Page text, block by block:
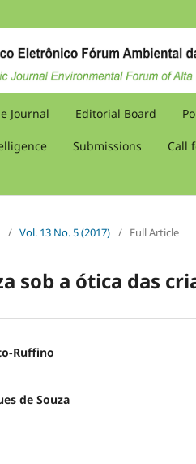
Journal Editorial Board
Submissions Call
/ Vol. 13 No. 5 (2017) / Full Article
sob a ótica das
Ruffino
de Souza